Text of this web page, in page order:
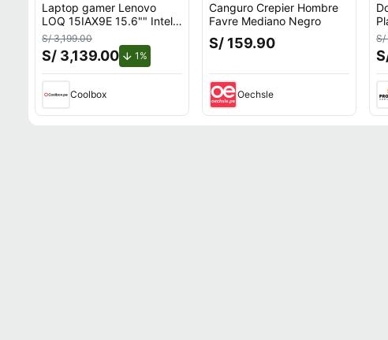
Laptop gamer Lenovo
LOQ 15IAX9E 15.6"" Intel
Core i5, 512GB SSD, 8GB
RAM, Windows 11 Home,
gris
S/ 3,199.00
S/ 3,139.00 1%
Coolbox
Canguro Crepier Hombre
Favre Mediano Negro
S/ 159.90
Oechsle
S/